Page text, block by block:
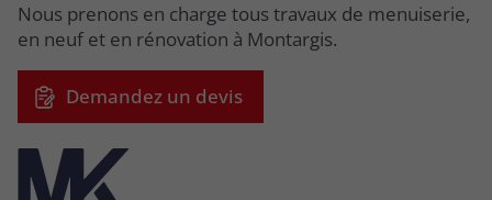
Nous prenons en charge tous travaux de menuiserie,
en neuf et en rénovation à Montargis.
Demandez un devis